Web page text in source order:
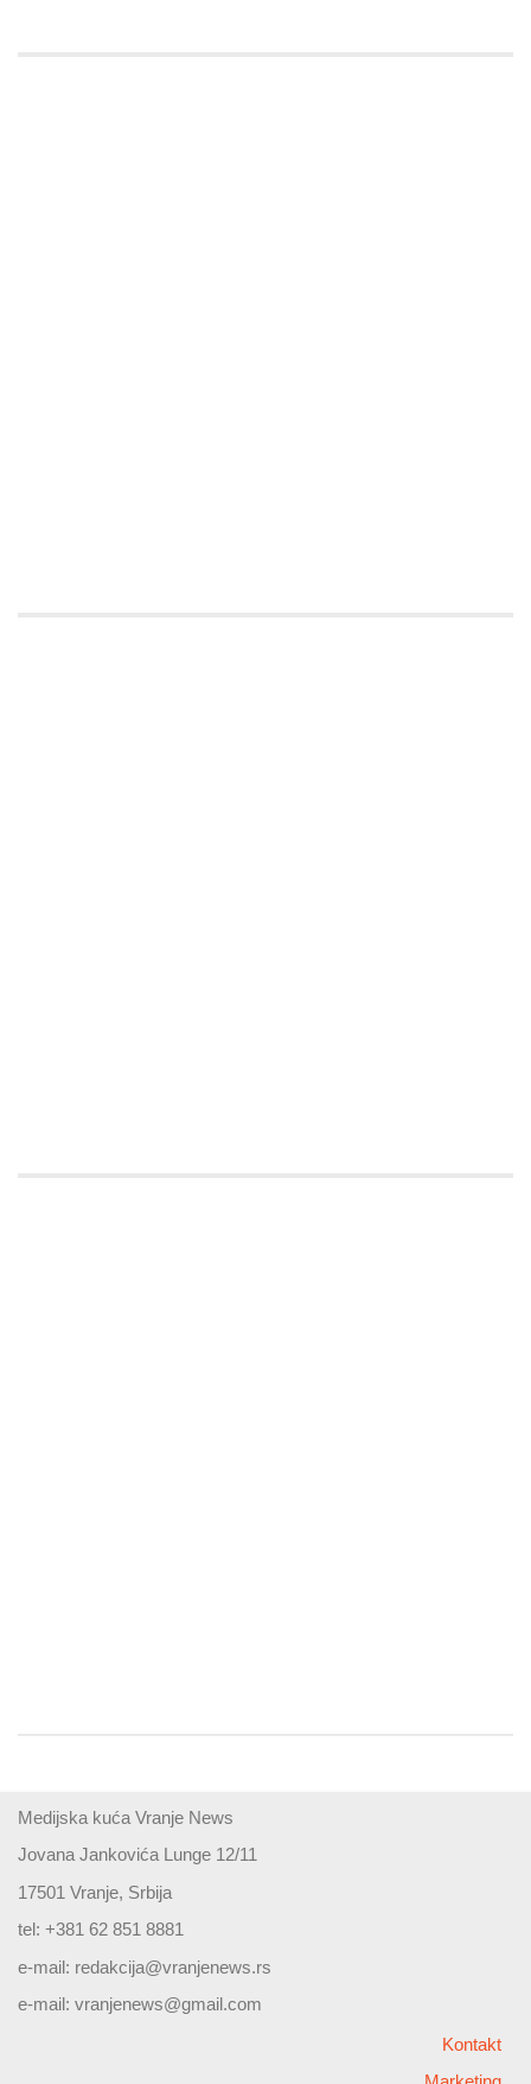
Medijska kuća Vranje News
Jovana Jankovića Lunge 12/11
17501 Vranje, Srbija
tel: +381 62 851 8881
e-mail: redakcija@vranjenews.rs
e-mail: vranjenews@gmail.com
Kontakt